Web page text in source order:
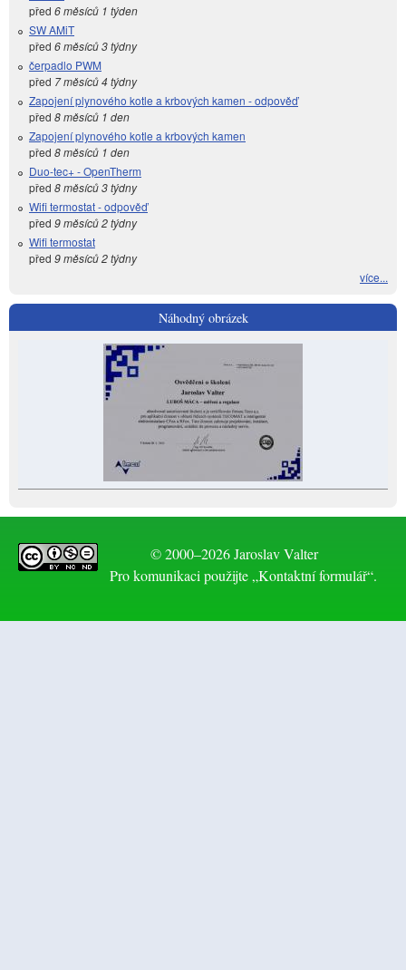
před 6 měsíců 1 týden
SW AMiT
před 6 měsíců 3 týdny
čerpadlo PWM
před 7 měsíců 4 týdny
Zapojení plynového kotle a krbových kamen - odpověď
před 8 měsíců 1 den
Zapojení plynového kotle a krbových kamen
před 8 měsíců 1 den
Duo-tec+ - OpenTherm
před 8 měsíců 3 týdny
Wifi termostat - odpověď
před 9 měsíců 2 týdny
Wifi termostat
před 9 měsíců 2 týdny
více...
Náhodný obrázek
© 2000–2026 Jaroslav Valter
Pro komunikaci použijte „Kontaktní formulář“.